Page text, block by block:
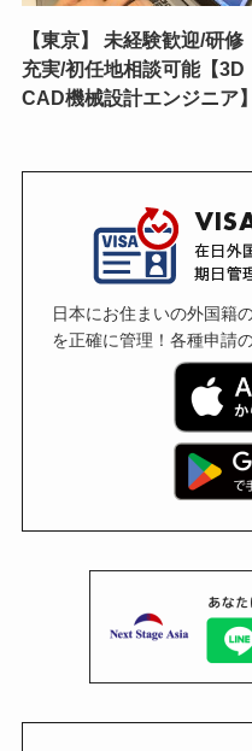
【東京】 未経験歓迎/研修
充実/初任地相談可能【3D
CAD機械設計エンジニア】
日本にお住まいの外国籍
を正確に管理！各種申請